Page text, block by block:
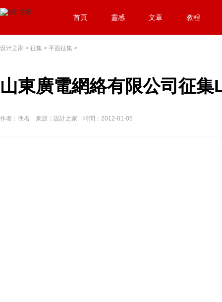
首頁 靈感 文章 教程
设计之家 > 征集 > 平面征集 >
山東廣電網絡有限公司征
作者：佚名 來源：設計之家 時間：2012-01-05